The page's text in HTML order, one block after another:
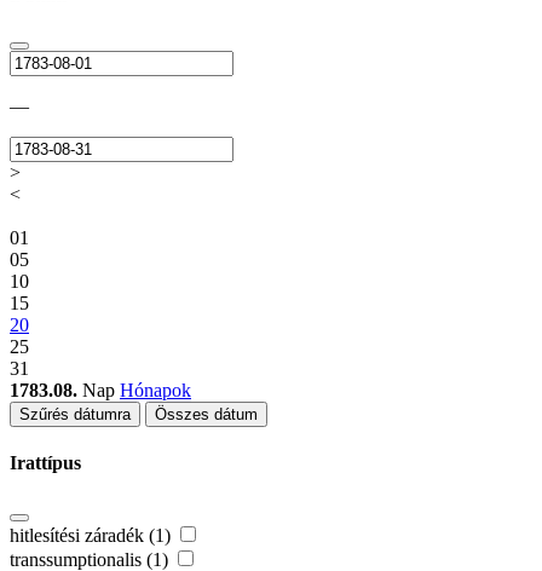
—
>
<
01
05
10
15
20
25
31
1783.08. Nap Hónapok
Szűrés dátumra Összes dátum
Irattípus
hitlesítési záradék (1)
transsumptionalis (1)